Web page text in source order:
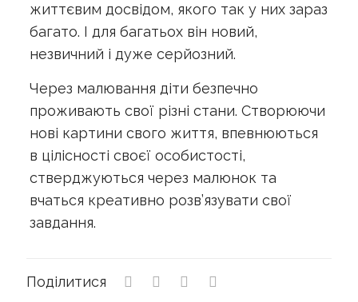
життєвим досвідом, якого так у них зараз
багато. І для багатьох він новий,
незвичний і дуже серйозний.
Через малювання діти безпечно
проживають свої різні стани. Створюючи
нові картини свого життя, впевнюються
в цілісності своєї особистості,
стверджуються через малюнок та
вчаться креативно розв’язувати свої
завдання.
Поділитися